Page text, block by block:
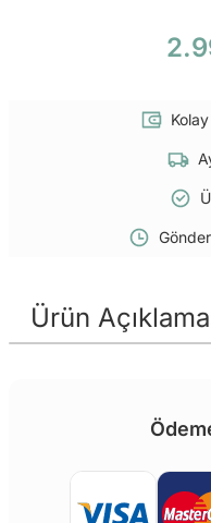
Ürün